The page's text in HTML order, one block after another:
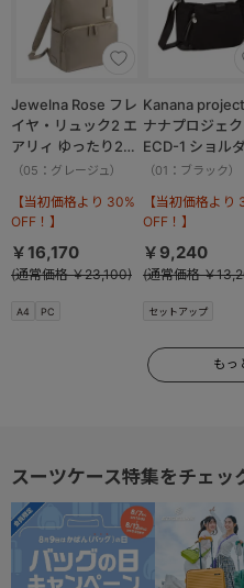
A4 PC
Jewelna Rose フレ
イヤ・リュック2 エ
アリィ ゆったり2ル
ーム 16262
（05：グレージュ）
【当初価格より 30%
OFF！】
￥16,170
(通常価格 ￥23,100)
セットアップ
Kanana
ナナプロジェク
ECD-1 ショル
ッグ 横 19083
（01：ブラック）
【当初価格より
OFF！】
￥9,240
(通常価格 ￥
もっ
スーツケース特集をチェッ